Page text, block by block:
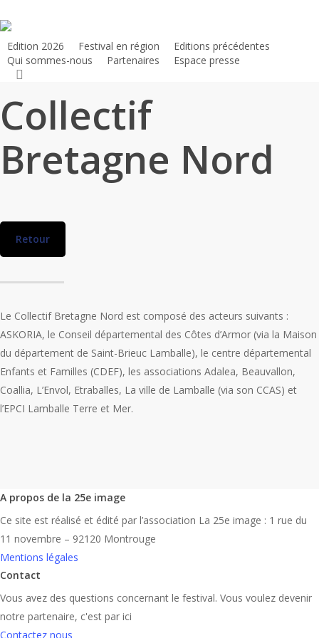
to
main
content
Edition 2026 Festival en région
Editions précédentes
Qui sommes-nous
Partenaires Espace presse
Collectif
Bretagne Nord
Retour
Le Collectif Bretagne Nord est composé des acteurs suivants :
ASKORIA, le Conseil départemental des Côtes d’Armor (via la Maison
du département de Saint-Brieuc Lamballe), le centre départemental
Enfants et Familles (CDEF), les associations Adalea, Beauvallon,
Coallia, L’Envol, Etraballes, La ville de Lamballe (via son CCAS) et
l’EPCI Lamballe Terre et Mer.
A propos de la 25e image
Ce site est réalisé et édité par l’association La 25e image : 1 rue du
11 novembre – 92120 Montrouge
Mentions légales
Contact
Vous avez des questions concernant le festival. Vous voulez devenir
notre partenaire, c'est par ici
Contactez nous